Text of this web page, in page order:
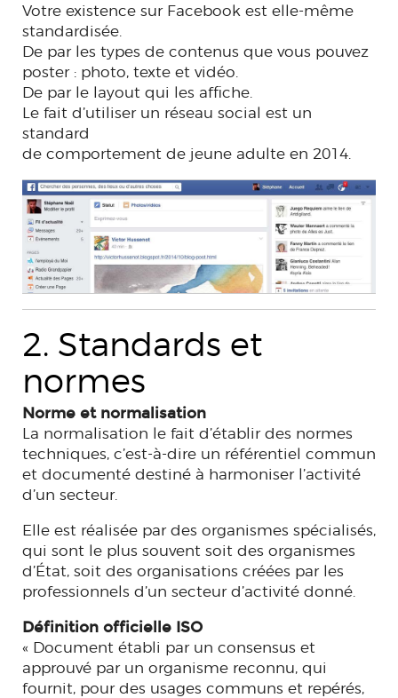
Votre existence sur Facebook est elle-même
standardisée.
De par les types de contenus que vous pouvez
poster : photo, texte et vidéo.
De par le layout qui les affiche.
Le fait d’utiliser un réseau social est un
standard
de comportement de jeune adulte en 2014.
2. Standards et
normes
Norme et normalisation
La normalisation le fait d’établir des normes
techniques, c’est-à-dire un référentiel commun
et documenté destiné à harmoniser l’activité
d’un secteur.
Elle est réalisée par des organismes spécialisés,
qui sont le plus souvent soit des organismes
d’État, soit des organisations créées par les
professionnels d’un secteur d’activité donné.
Définition officielle ISO
« Document établi par un consensus et
approuvé par un organisme reconnu, qui
fournit, pour des usages communs et repérés,